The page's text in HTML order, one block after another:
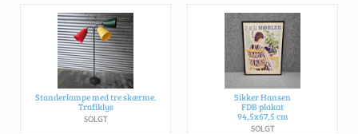
Standerlampe med tre skærme.
Trafiklys
SOLGT
Sikker Hansen
FDB plakat
94,5x67,5 cm
SOLGT